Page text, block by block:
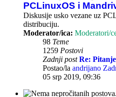
PCLinuxOS i
Diskusije usko vezane uz
distribuciju.
Moderator/ica: Moderatori/
98 Teme
1259 Postovi
Zadnji post Re:
Postao/la andrijano
05 srp 2019, 09:36